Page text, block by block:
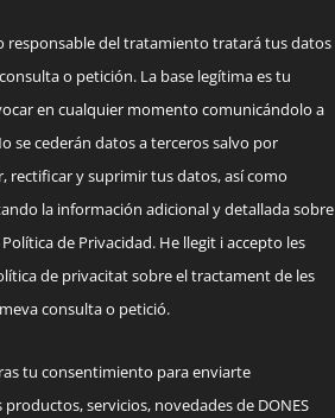
responsable del tratamiento tratará tus datos
o petición. La base legítima es tu
en cualquier momento comunicándolo a
se cederán datos a terceros salvo por
rectificar y suprimir tus datos, así como
la información adicional y detallada sobre
de Privacidad. He llegit i accepto les
de privacitat sobre el tractament de les
consulta o petició.
tu consentimiento para enviarte
servicios, novedades de DONES